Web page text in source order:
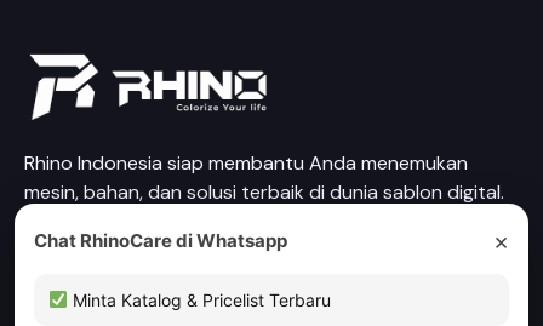
Rhino Indonesia siap membantu Anda menemukan
mesin, bahan, dan solusi terbaik di dunia sablon digital.
dan inovatif!
Chat RhinoCare di Whatsapp ×
Minta Katalog & Pricelist Terbaru